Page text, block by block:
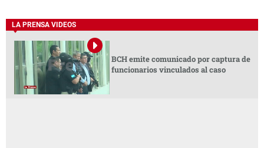
LA PRENSA VIDEOS
BCH emite comunicado por captura de
funcionarios vinculados al caso